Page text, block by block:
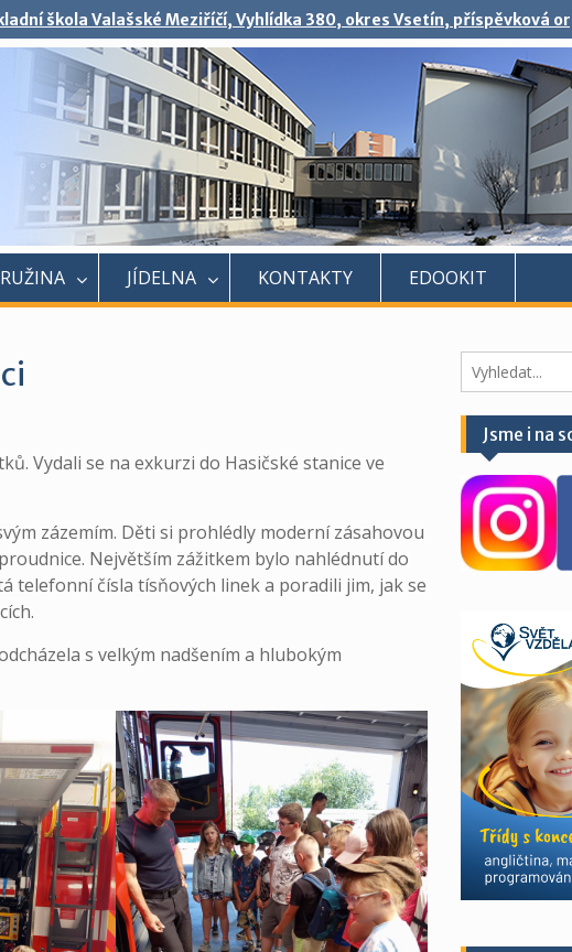
škola Valašské Meziříčí, Vyhlídka 380, okres Vsetín, příspěvková
JÍDELNA KONTAKTY EDOOKIT
Vydali se na exkurzi do Hasičské stanice ve
zázemím. Děti si prohlédly moderní zásahovou
Největším zážitkem bylo nahlédnutí do
telefonní čísla tísňových linek a poradili jim, jak se
s velkým nadšením a hlubokým
Hledáte
něco?
Jsme i na